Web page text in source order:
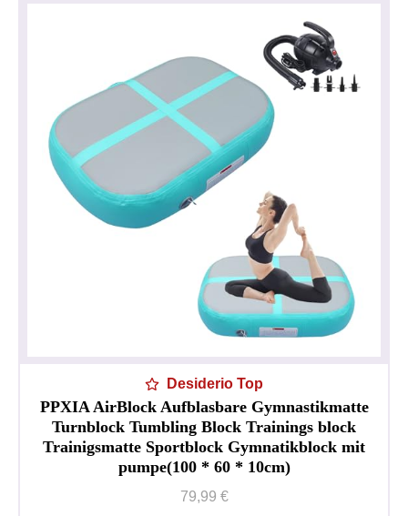
Desiderio Top
PPXIA AirBlock Aufblasbare Gymnastikmatte
Turnblock Tumbling Block Trainings block
Trainigsmatte Sportblock Gymnatikblock mit
pumpe(100 * 60 * 10cm)
79,99 €